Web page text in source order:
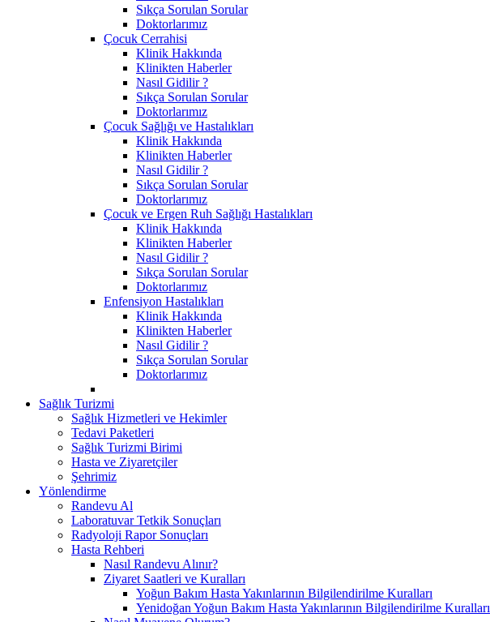
Sıkça Sorulan Sorular
Doktorlarımız
Çocuk Cerrahisi
Klinik Hakkında
Klinikten Haberler
Nasıl Gidilir ?
Sıkça Sorulan Sorular
Doktorlarımız
Çocuk Sağlığı ve Hastalıkları
Klinik Hakkında
Klinikten Haberler
Nasıl Gidilir ?
Sıkça Sorulan Sorular
Doktorlarımız
Çocuk ve Ergen Ruh Sağlığı Hastalıkları
Klinik Hakkında
Klinikten Haberler
Nasıl Gidilir ?
Sıkça Sorulan Sorular
Doktorlarımız
Enfensiyon Hastalıkları
Klinik Hakkında
Klinikten Haberler
Nasıl Gidilir ?
Sıkça Sorulan Sorular
Doktorlarımız
Sağlık Turizmi
Sağlık Hizmetleri ve Hekimler
Tedavi Paketleri
Sağlık Turizmi Birimi
Hasta ve Ziyaretçiler
Şehrimiz
Yönlendirme
Randevu Al
Laboratuvar Tetkik Sonuçları
Radyoloji Rapor Sonuçları
Hasta Rehberi
Nasıl Randevu Alınır?
Ziyaret Saatleri ve Kuralları
Yoğun Bakım Hasta Yakınlarının Bilgilendirilme Kuralları
Yenidoğan Yoğun Bakım Hasta Yakınlarının Bilgilendirilme Kuralları